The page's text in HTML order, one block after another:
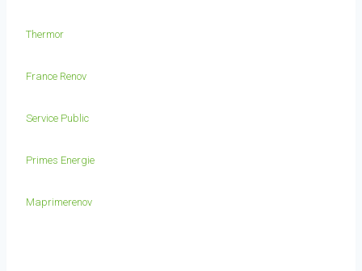
Thermor
France Renov
Service Public
Primes Energie
Maprimerenov